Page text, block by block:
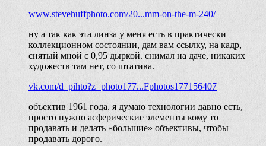
www.stevehuffphoto.com/20...mm-on-the-m-240/
ну а так как эта линза у меня есть в практически
коллекционном состоянии, дам вам ссылку, на кадр,
снятый мной с 0,95 дыркой. снимал на даче, никаких
художеств там нет, со штатива.
vk.com/d_pihto?z=photo177...Fphotos177156407
объектив 1961 года. я думаю технологии давно есть,
просто нужно асферические элементы кому то
продавать и делать «большие» объективы, чтобы
продавать дорого.